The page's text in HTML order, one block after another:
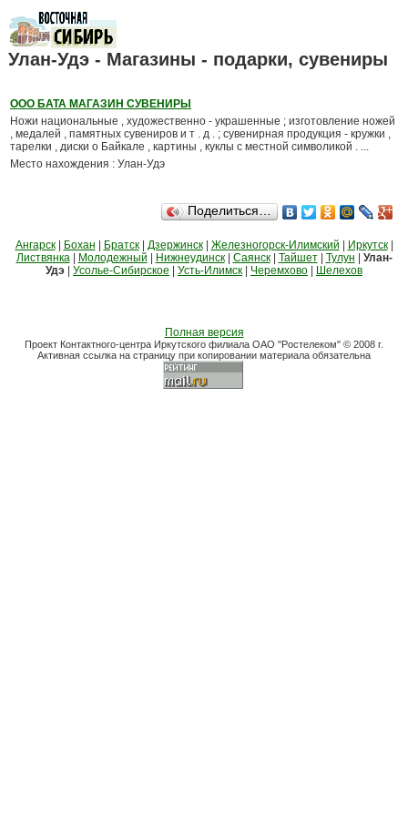
Улан-Удэ - Магазины - подарки, сувениры
ООО БАТА МАГАЗИН СУВЕНИРЫ
Ножи национальные , художественно - украшенные ; изготовление ножей
, медалей , памятных сувениров и т . д . ; сувенирная продукция - кружки ,
тарелки , диски о Байкале , картины , куклы с местной символикой . ...
Место нахождения : Улан-Удэ
Поделиться…
Ангарск| Бохан Братск| Дзержинск| Железногорск-Илимский Иркутск|
Листвянка| Молодежный Нижнеудинск| Саянск| Тайшет| Тулун
Улан-
Удэ
Усолье-Сибирское Усть-Илимск Черемхово Шелехов
Полная версия
Проект Контактного-центра Иркутского филиала ОАО "Ростелеком" © 2008 г.
Активная ссылка на страницу при копировании материала обязательна